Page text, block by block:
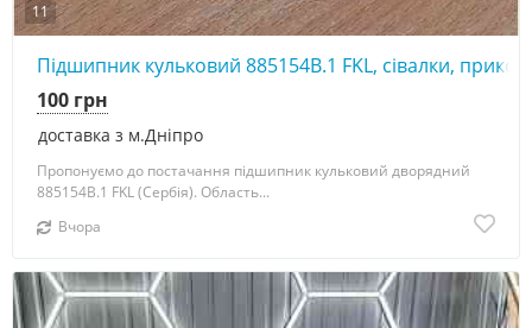
11
Підшипник кульковий 885154В.1 FKL, сівалки,
доставка з м.Дніпро
100 грн
Пропонуємо до постачання підшипник кульковий дворядний
885154В.1 FKL (Сербія). Область...
Вчора